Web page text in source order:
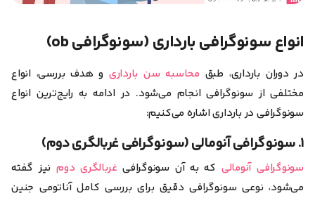
انواع سونوگرافی بارداری (سونوگرافی ob)
در دوران بارداری، طبق محاسبه سن بارداری و هدف بررسی، انواع
مختلفی از سونوگرافی انجام می‌شود. در ادامه به رایج‌ترین انواع
سونوگرافی در بارداری اشاره می‌کنیم:
۱. سونوگرافی آنومالی (سونوگرافی غربالگری دوم)
سونوگرافی آنومالی که به آن سونوگرافی غربالگری دوم نیز گفته
می‌شود، نوعی سونوگرافی دقیق برای بررسی کامل آناتومی جنین